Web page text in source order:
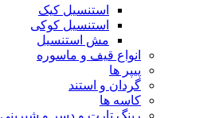
استنسیل کیک
استنسیل کوکی
مش استنسیل
انواع قیف و ماسوره
پیپر ها
گردان و استند
کاسه ها
رینگ تارت و دسر و شیرینی